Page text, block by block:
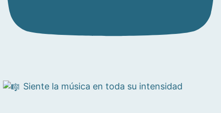
Siente la música en toda su intensidad